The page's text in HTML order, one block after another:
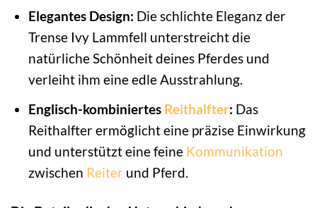
Elegantes Design: Die schlichte Eleganz der
Trense Ivy Lammfell unterstreicht die
natürliche Schönheit deines Pferdes und
verleiht ihm eine edle Ausstrahlung.
Englisch-kombiniertes Reithalfter: Das
Reithalfter ermöglicht eine präzise Einwirkung
und unterstützt eine feine Kommunikation
zwischen Reiter und Pferd.